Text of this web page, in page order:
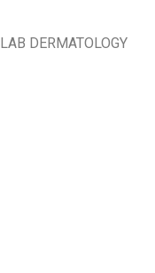
DERMATOLOGY